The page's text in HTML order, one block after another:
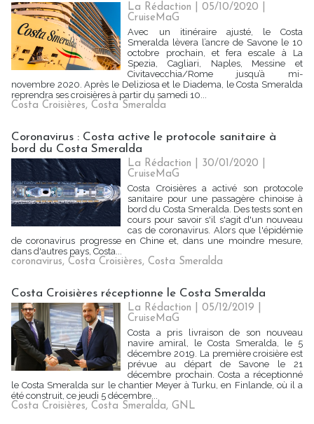
La Rédaction | 05/10/2020
CruiseMaG
Avec un itinéraire ajusté, le Costa
Smeralda lèvera l’ancre de Savone le 10
octobre prochain, et fera escale à La
Spezia, Cagliari, Naples, Messine et
Civitavecchia/Rome jusqu’à mi-
novembre 2020. Après le Deliziosa et le Diadema, le Costa Smeralda
reprendra ses croisières à partir du samedi 10...
Costa Croisières, Costa Smeralda
Coronavirus : Costa active le protocole sanitaire à
bord du Costa Smeralda
La Rédaction | 30/01/2020
CruiseMaG
Costa Croisières a activé son protocole
sanitaire pour une passagère chinoise à
bord du Costa Smeralda. Des tests sont en
cours pour savoir s'il s'agit d'un nouveau
cas de coronavirus. Alors que l'épidémie
de coronavirus progresse en Chine et, dans une moindre mesure,
dans d'autres pays, Costa...
coronavirus, Costa Croisières, Costa Smeralda
Costa Croisières réceptionne le Costa Smeralda
La Rédaction | 05/12/2019
CruiseMaG
Costa a pris livraison de son nouveau
navire amiral, le Costa Smeralda, le 5
décembre 2019. La première croisière est
prévue au départ de Savone le 21
décembre prochain. Costa a réceptionné
le Costa Smeralda sur le chantier Meyer à Turku, en Finlande, où il a
été construit, ce jeudi 5 décembre...
Costa Croisières, Costa Smeralda, GNL